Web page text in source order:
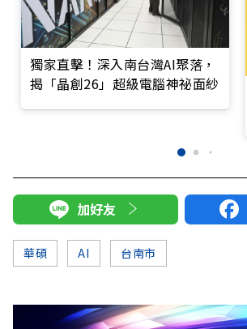
獨家直擊！深入南台灣AI聚落，
揭「晶創26」超級電腦神祕面紗
加好友
華碩 AI 台南市